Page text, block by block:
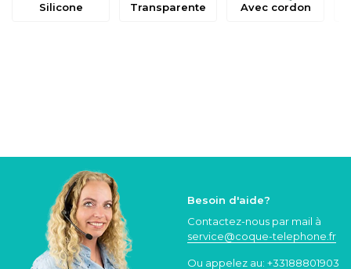
Silicone Transparente Avec cordon
Besoin d'aide?
Contactez-nous par mail à
service@coque-telephone.fr
Ou appelez au: +33188801903